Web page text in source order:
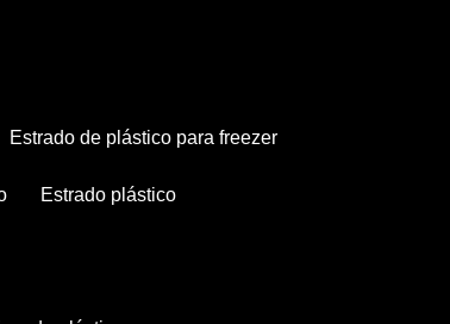
estrado de plástico para freezer
estrado plástico